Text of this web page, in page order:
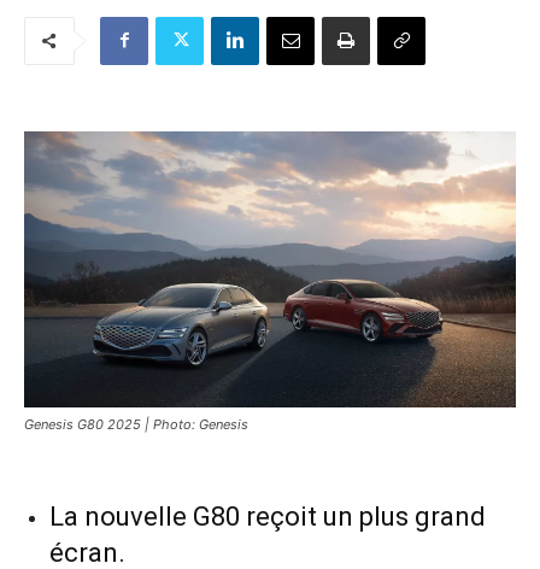
Genesis G80 2025 | Photo: Genesis
La nouvelle G80 reçoit un plus grand
écran.